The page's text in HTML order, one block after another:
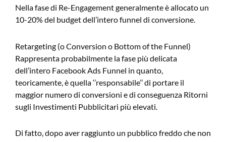
Nella fase di Re-Engagement generalmente è allocato un
10-20% del budget dell’intero funnel di conversione.
Retargeting (o Conversion o Bottom of the Funnel)
Rappresenta probabilmente la fase più delicata
dell’intero Facebook Ads Funnel in quanto,
teoricamente, è quella ‘’responsabile’’ di portare il
maggior numero di conversioni e di conseguenza Ritorni
sugli Investimenti Pubblicitari più elevati.
Di fatto, dopo aver raggiunto un pubblico freddo che non